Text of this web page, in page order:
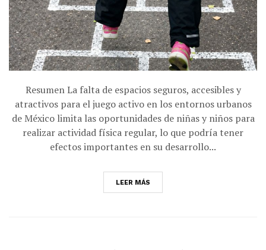
Resumen La falta de espacios seguros, accesibles y
atractivos para el juego activo en los entornos urbanos
de México limita las oportunidades de niñas y niños para
realizar actividad física regular, lo que podría tener
efectos importantes en su desarrollo...
LEER MÁS